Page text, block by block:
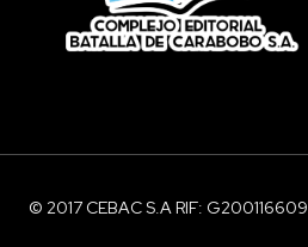
© 2017 CEBAC S.A RIF: G200116609